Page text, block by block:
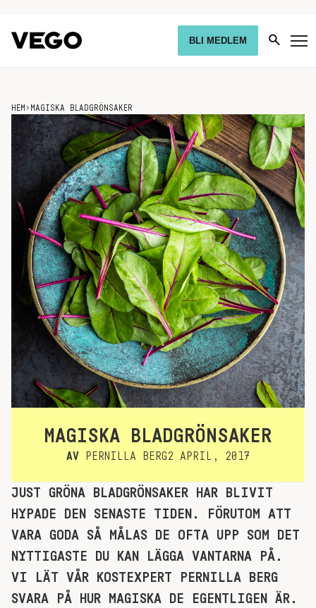
BLI MEDLEM
HEM › MAGISKA BLADGRÖNSAKER
MAGISKA BLADGRÖNSAKER
AV PERNILLA BERG2 APRIL, 2017
JUST GRÖNA BLADGRÖNSAKER HAR BLIVIT
HYPADE DEN SENASTE TIDEN. FÖRUTOM ATT
VARA GODA SÅ MÅLAS DE OFTA UPP SOM DET
NYTTIGASTE DU KAN LÄGGA VANTARNA PÅ.
VI LÄT VÅR KOSTEXPERT PERNILLA BERG
SVARA PÅ HUR MAGISKA DE EGENTLIGEN ÄR.